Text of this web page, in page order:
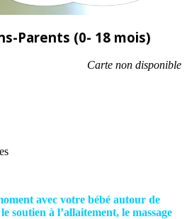
Parents (0- 18 mois)
Carte non disponible
avec votre bébé autour de
soutien à l’allaitement, le massage